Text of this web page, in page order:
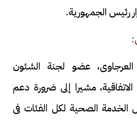
رئيس الجمهورية.
عضو لجنة الشئون
مشيرا إلى ضرورة دعم
الصحية لكل الفئات فى